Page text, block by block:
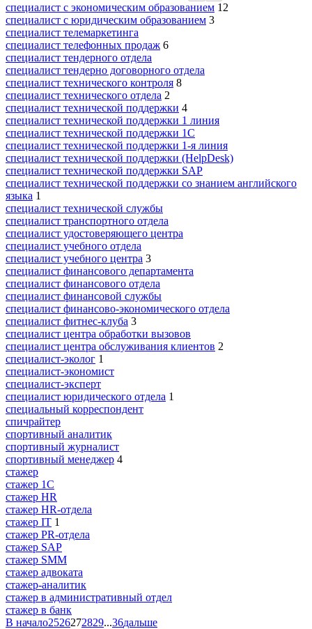
специалист с экономическим образованием 12
специалист с юридическим образованием 3
специалист телемаркетинга
специалист телефонных продаж 6
специалист тендерного отдела
специалист тендерно договорного отдела
специалист технического контроля 8
специалист технического отдела 2
специалист технической поддержки 4
специалист технической поддержки 1 линия
специалист технической поддержки 1С
специалист технической поддержки 1-я линия
специалист технической поддержки (HelpDesk)
специалист технической поддержки SAP
специалист технической поддержки со знанием английского
языка 1
специалист технической службы
специалист транспортного отдела
специалист удостоверяющего центра
специалист учебного отдела
специалист учебного центра 3
специалист финансового департамента
специалист финансового отдела
специалист финансовой службы
специалист финансово-экономического отдела
специалист фитнес-клуба 3
специалист центра обработки вызовов
специалист центра обслуживания клиентов 2
специалист-эколог 1
специалист-экономист
специалист-эксперт
специалист юридического отдела 1
специальный корреспондент
спичрайтер
спортивный аналитик
спортивный журналист
спортивный менеджер 4
стажер
стажер 1С
стажер HR
стажер HR-отдела
стажер IT 1
стажер PR-отдела
стажер SAP
стажер SMM
стажер адвоката
стажер-аналитик
стажер в административный отдел
стажер в банк
В начало2526272829...36дальше